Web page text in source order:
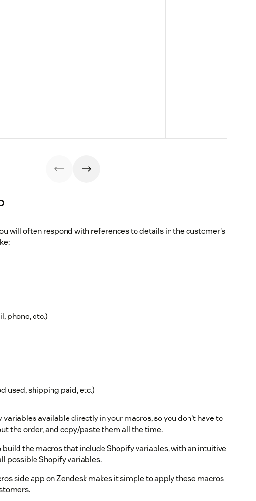
will often respond with references to details in the customer's
phone, etc.)
used, shipping paid, etc.)
variables available directly in your macros, so you don't have to
the order, and copy/paste them all the time.
build the macros that include Shopify variables, with an intuitive
possible Shopify variables.
side app on Zendesk makes it simple to apply these macros